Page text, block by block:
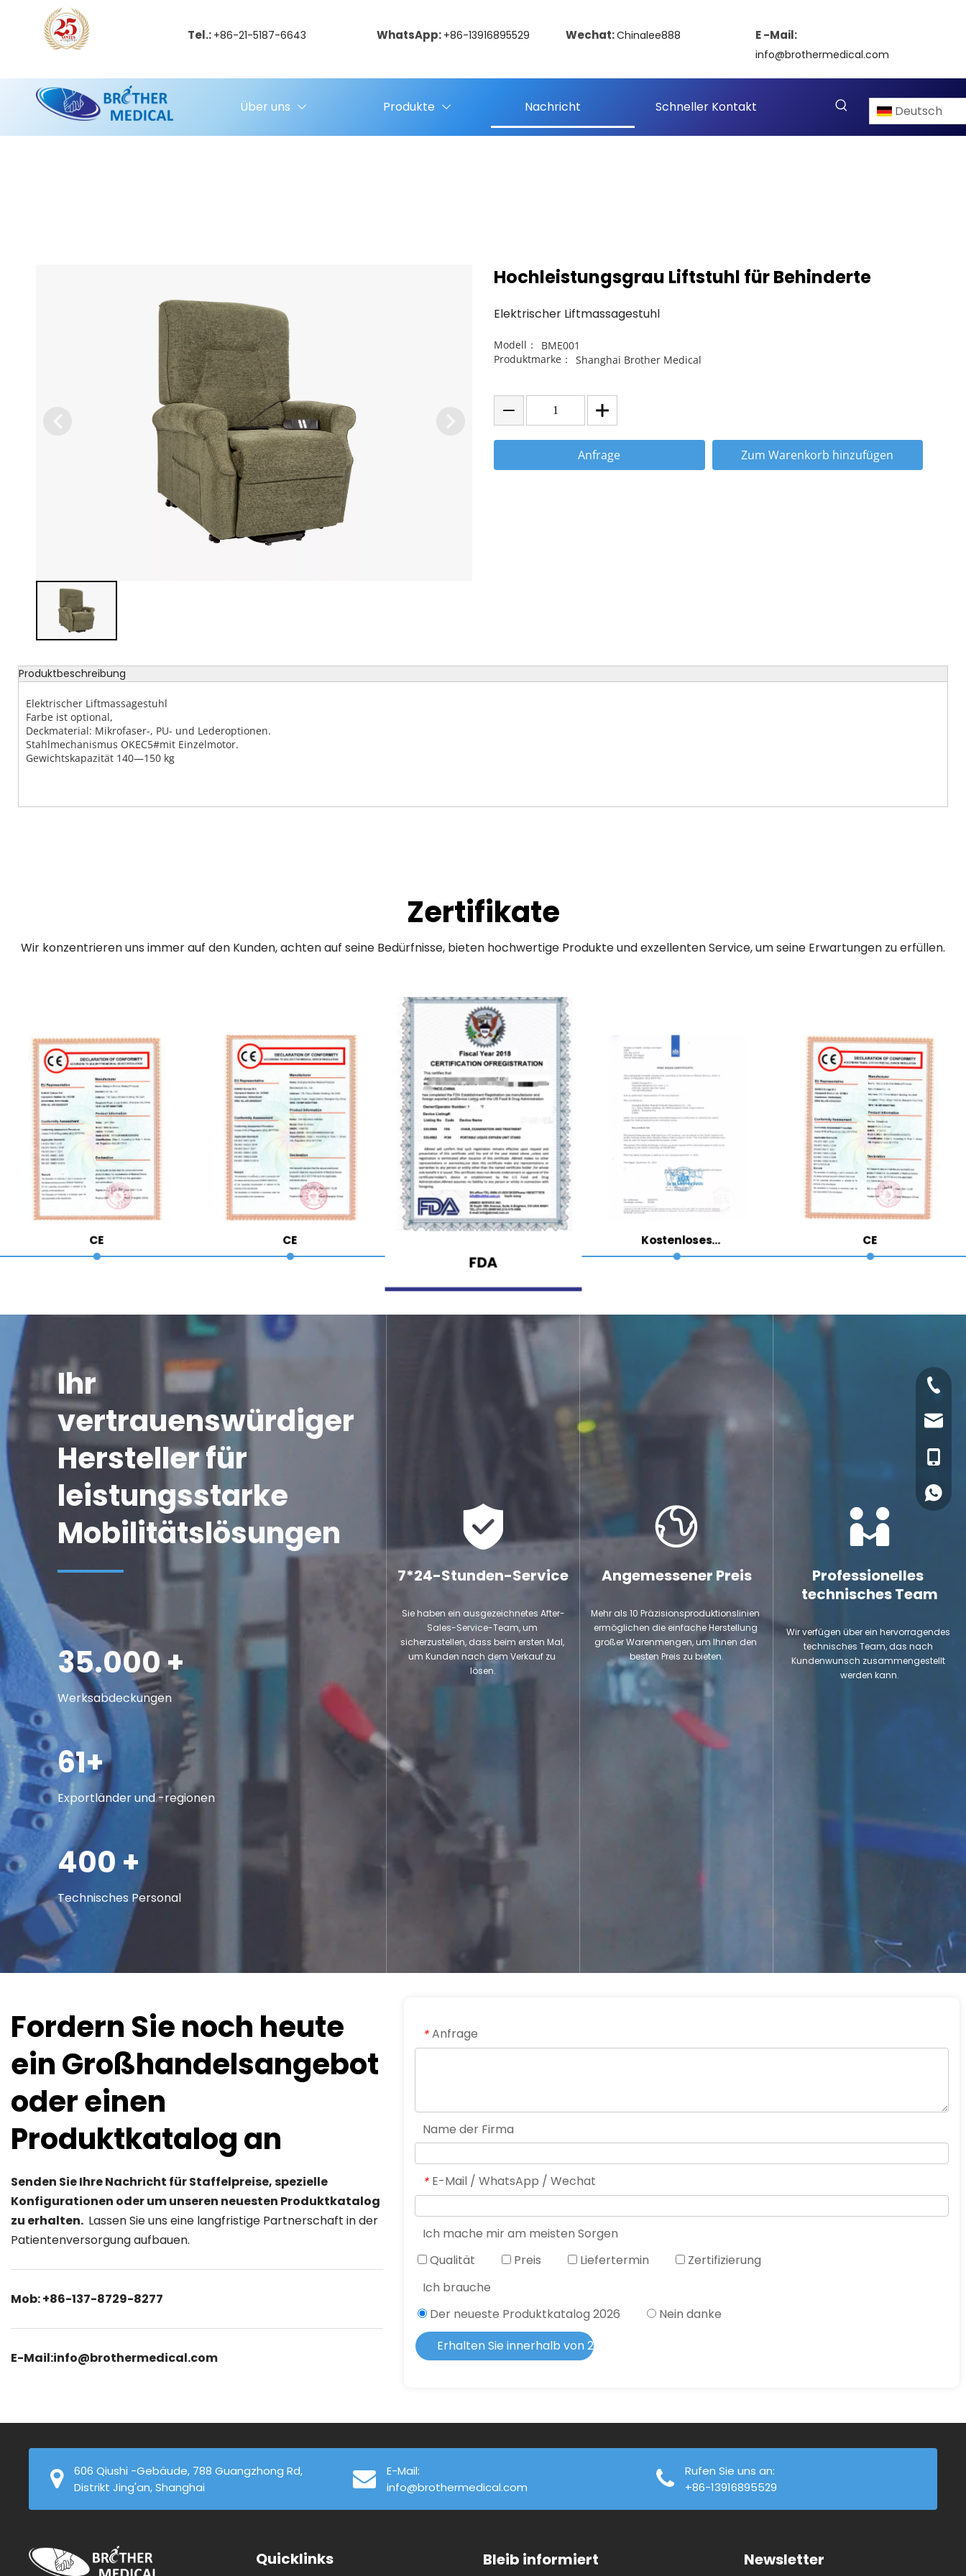
Tel.: +86-21-5187-6643 WhatsApp: +86-13916895529 Wechat:Chinalee888 E -Mail:
info@brothermedical.com
Über uns Produkte Nachricht Schneller Kontakt Deutsch
Hochleistungsgrau Liftstuhl für Behinderte
Elektrischer Liftmassagestuhl
Modell：
BME001
Produktmarke：
Shanghai Brother Medical
Anfrage Zum Warenkorb hinzufügen
Produktbeschreibung
Elektrischer Liftmassagestuhl
Farbe ist optional,
Deckmaterial: Mikrofaser-, PU- und Lederoptionen.
Stahlmechanismus OKEC5#mit Einzelmotor.
Gewichtskapazität 140—150 kg
Zertifikate
Wir konzentrieren uns immer auf den Kunden, achten auf seine Bedürfnisse, bieten hochwertige Produkte und exzellenten Service, um seine Erwartungen zu erfüllen.
CE CE
FDA
Kostenloses
Verkaufszertifikat
CE
Ihr
vertrauenswürdiger
Hersteller für
leistungsstarke
Mobilitätslösungen
35.000 +
Werksabdeckungen
61+
Exportländer und -regionen
400 +
Technisches Personal
7*24-Stunden-Service
Sie haben ein ausgezeichnetes After-
Sales-Service-Team, um
sicherzustellen, dass beim ersten Mal,
um Kunden nach dem Verkauf zu
lösen.
Angemessener Preis
Mehr als 10 Präzisionsproduktionslinien
ermöglichen die einfache Herstellung
großer Warenmengen, um Ihnen den
besten Preis zu bieten.​​​​​​​
Professionelles
technisches Team
Wir verfügen über ein hervorragendes
technisches Team, das nach
Kundenwunsch zusammengestellt
werden kann.​​​​​​​
Fordern Sie noch heute
ein Großhandelsangebot
oder einen
Produktkatalog an
Senden Sie Ihre Nachricht für Staffelpreise, spezielle
Konfigurationen oder um unseren neuesten Produktkatalog
zu erhalten. Lassen Sie uns eine langfristige Partnerschaft in der
Patientenversorgung aufbauen.
Mob: +86-137-8729-8277
E-Mail:info@brothermedical.com
* Anfrage
Name der Firma
* E-Mail / WhatsApp / Wechat
Ich mache mir am meisten Sorgen
Qualität
Preis Liefertermin
Zertifizierung
Ich brauche
Der neueste Produktkatalog 2026
Nein danke
Erhalten Sie innerhalb von 2 Stunden eine Antwort
606 Qiushi -Gebäude, 788 Guangzhong Rd,
Distrikt Jing'an, Shanghai
E-Mail:
info@brothermedical.com
Rufen Sie uns an:
+86-13916895529
Quicklinks Bleib informiert Newsletter
+86-
E-Mail
+86-